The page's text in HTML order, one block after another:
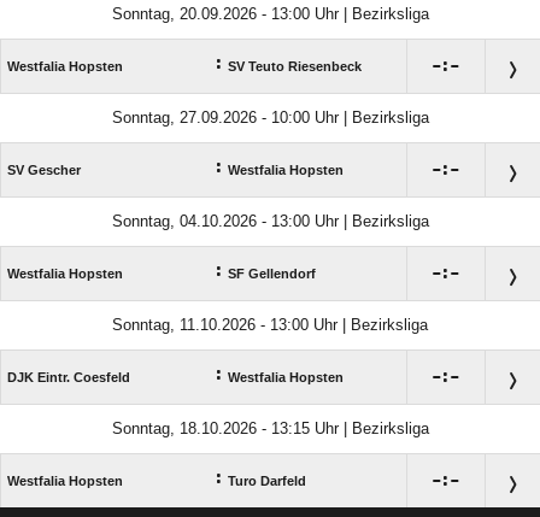
Sonntag, 20.09.2026 - 13:00 Uhr | Bezirksliga
Westfalia Hopsten : SV Teuto Riesenbeck :
Sonntag, 27.09.2026 - 10:00 Uhr | Bezirksliga
SV Gescher : Westfalia Hopsten :
Sonntag, 04.10.2026 - 13:00 Uhr | Bezirksliga
Westfalia Hopsten : SF Gellendorf :
Sonntag, 11.10.2026 - 13:00 Uhr | Bezirksliga
DJK Eintr. Coesfeld : Westfalia Hopsten :
Sonntag, 18.10.2026 - 13:15 Uhr | Bezirksliga
Westfalia Hopsten : Turo Darfeld :